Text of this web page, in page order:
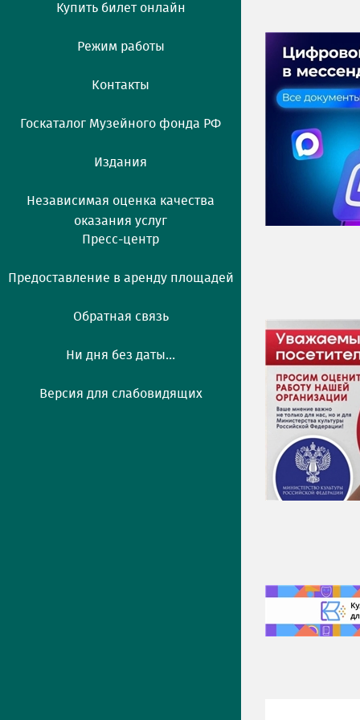
Купить билет онлайн
Режим работы
Контакты
Госкаталог Музейного фонда РФ
Издания
Независимая оценка качества
оказания услуг
Пресс-центр
Предоставление в аренду площадей
Обратная связь
Ни дня без даты...
Версия для слабовидящих